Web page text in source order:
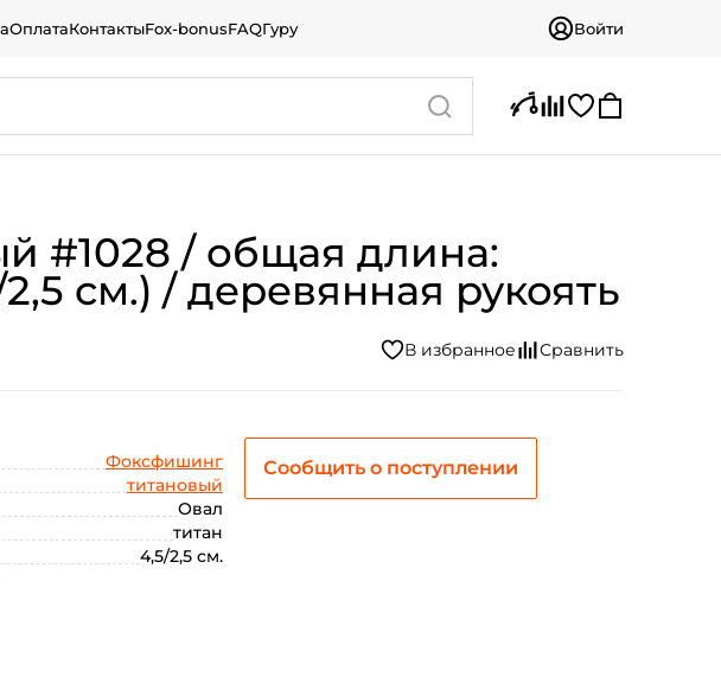
ОплатаКонтактыFox-bonusFAQГуру Войти
#1028 / общая длина:
см.) / деревянная рукоять
Фоксфишинг
титановый
Овал
титан
4,5/2,5 см.
Сообщить о поступлении